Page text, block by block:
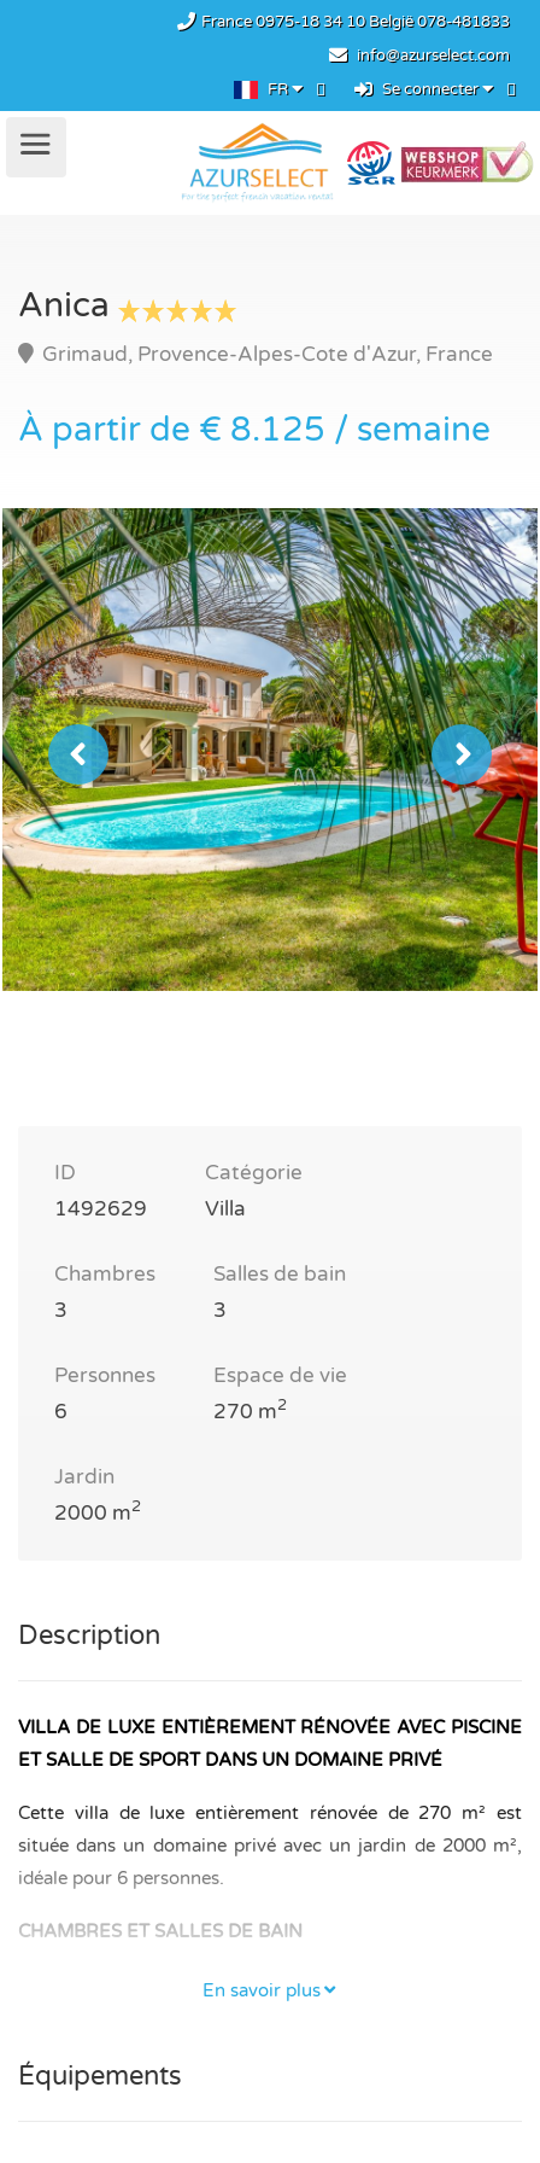
France0975-18 34 10België078-481833
info@azurselect.com
FR
Se connecter
Anica
Grimaud, Provence-Alpes-Cote d'Azur, France
À partir de € 8.125 / semaine
ID
1492629
Catégorie
Villa
Chambres
3
Salles de bain
3
Personnes
6
Espace de vie
270 m2
Jardin
2000 m2
Description
VILLA DE LUXE ENTIÈREMENT RÉNOVÉE AVEC PISCINE
ET SALLE DE SPORT DANS UN DOMAINE PRIVÉ
Cette villa de luxe entièrement rénovée de 270 m² est
située dans un domaine privé avec un jardin de 2000 m²,
idéale pour 6 personnes.
CHAMBRES ET SALLES DE BAIN
Au rez-de-chaussée, une chambre climatisée avec lit
À l’étage, deux chambres climatisées, chacune avec salle de
En savoir plus
Équipements